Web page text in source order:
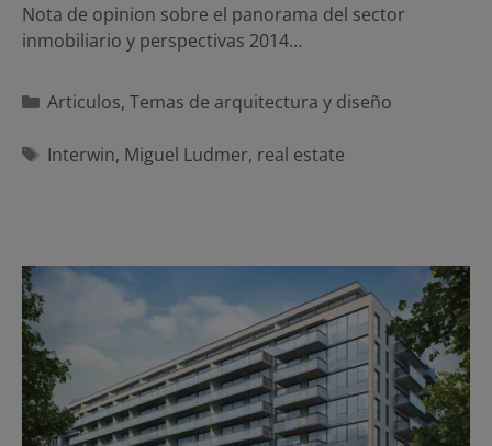
Nota de opinion sobre el panorama del sector
inmobiliario y perspectivas 2014…
Categorías
Articulos, Temas de arquitectura y diseño
Etiquetas
Interwin, Miguel Ludmer, real estate